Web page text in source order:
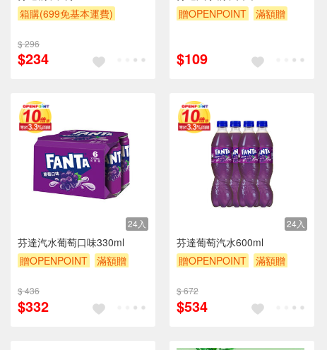
箱購(699免基本運費)
贈$200
$ 296
$234
贈OPENPOINT
滿額贈
$109
24入
芬達汽水葡萄口味330ml
贈OPENPOINT
滿額贈
$ 436
$332
24入
芬達葡萄汽水600ml
贈OPENPOINT
滿額贈
$ 672
$534